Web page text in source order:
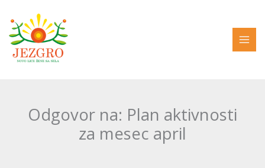
sadržaj
Odgovor na: Plan aktivnosti
za mesec april